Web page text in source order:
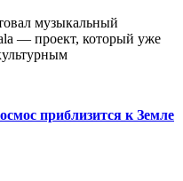
музыкальный
— проект, который уже
приблизится к Земле